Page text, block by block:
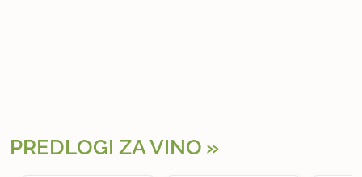
PREDLOGI ZA VINO